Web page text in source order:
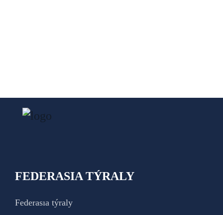
FEDERASIA TÝRALY
Federasıa týraly